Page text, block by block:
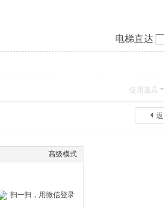
电梯直达
使用道具
高级模式
扫一扫，用微信登录